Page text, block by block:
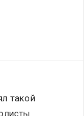
такой